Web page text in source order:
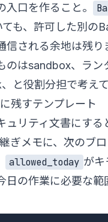
入口を作ること。
ても、許可した別の
信される余地は残り
のはsandbox、ラン
と役割分担で考えて
残すテンプレート
ュリティ文書にする
ぎメモに、次のブ
allowed_today がキ
日の作業に必要な